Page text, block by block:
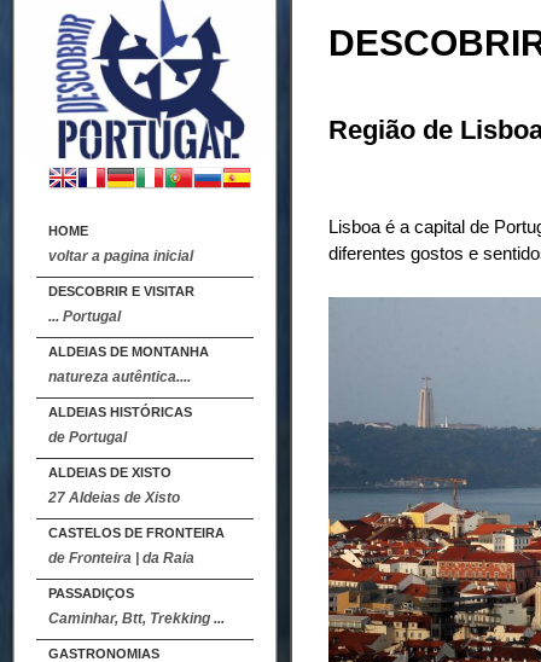
HOME
voltar a pagina inicial
DESCOBRIR E VISITAR
... Portugal
ALDEIAS DE MONTANHA
natureza autêntica....
ALDEIAS HISTÓRICAS
de Portugal
ALDEIAS DE XISTO
27 Aldeias de Xisto
CASTELOS DE FRONTEIRA
de Fronteira | da Raia
PASSADIÇOS
Caminhar, Btt, Trekking ...
GASTRONOMIAS
Região de
Lisboa é a capital de
diferentes gostos e